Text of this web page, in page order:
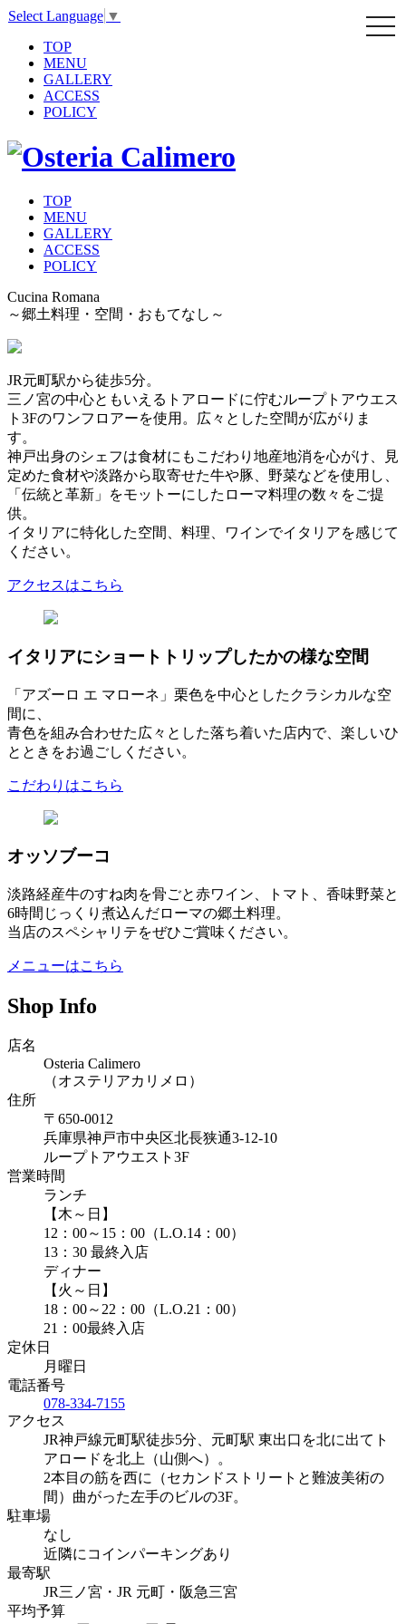
Select Language ▼
TOP
MENU
GALLERY
ACCESS
POLICY
TOP
MENU
GALLERY
ACCESS
POLICY
Cucina Romana
～郷土料理・空間・おもてなし～
JR元町駅から徒歩5分。
三ノ宮の中心ともいえるトアロードに佇むループトアウエス
ト3Fのワンフロアーを使用。広々とした空間が広がりま
す。
神戸出身のシェフは食材にもこだわり地産地消を心がけ、見
定めた食材や淡路から取寄せた牛や豚、野菜などを使用し、
「伝統と革新」をモットーにしたローマ料理の数々をご提
供。
イタリアに特化した空間、料理、ワインでイタリアを感じて
ください。
アクセスはこちら
イタリアにショートトリップしたかの様な空間
「アズーロ エ マローネ」栗色を中心としたクラシカルな空
間に、
青色を組み合わせた広々とした落ち着いた店内で、楽しいひ
とときをお過ごしください。
こだわりはこちら
オッソブーコ
淡路経産牛のすね肉を骨ごと赤ワイン、トマト、香味野菜と
6時間じっくり煮込んだローマの郷土料理。
当店のスペシャリテをぜひご賞味ください。
メニューはこちら
Shop Info
店名
Osteria Calimero
（オステリアカリメロ）
住所
〒650-0012
兵庫県神戸市中央区北長狭通3-12-10
ループトアウエスト3F
営業時間
ランチ
【木～日】
12：00～15：00（L.O.14：00）
13：30 最終入店
ディナー
【火～日】
18：00～22：00（L.O.21：00）
21：00最終入店
定休日
月曜日
電話番号
078-334-7155
アクセス
JR神戸線元町駅徒歩5分、元町駅 東出口を北に出てト
アロードを北上（山側へ）。
2本目の筋を西に（セカンドストリートと難波美術の
間）曲がった左手のビルの3F。
駐車場
なし
近隣にコインパーキングあり
最寄駅
JR三ノ宮・JR 元町・阪急三宮
平均予算